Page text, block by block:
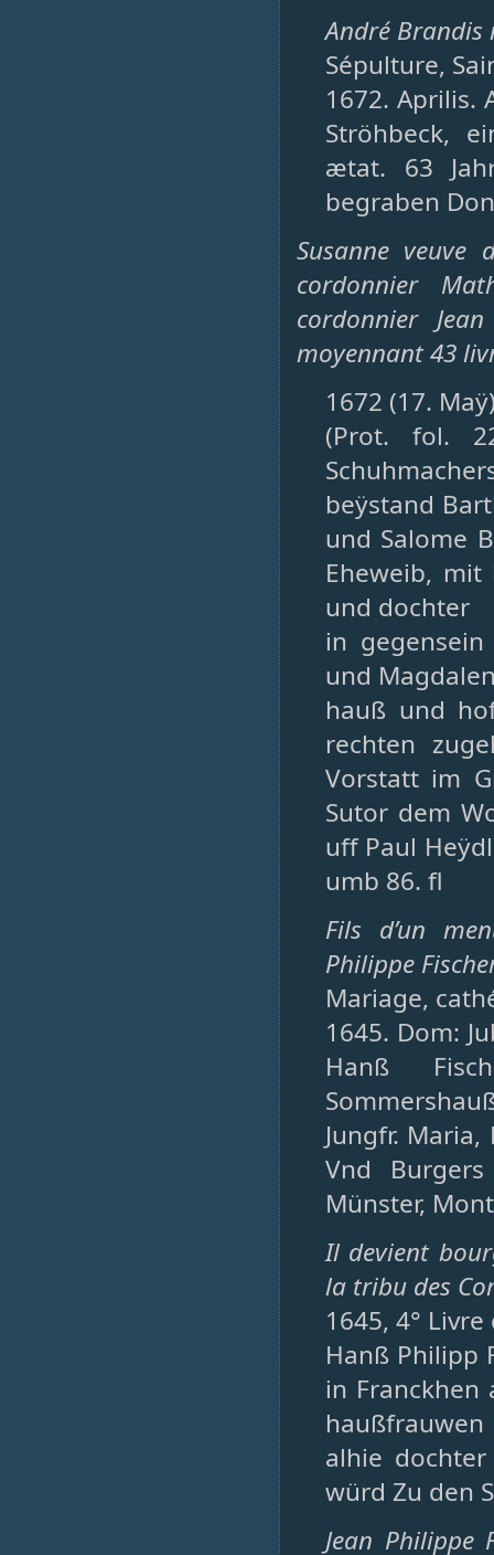
André Brandis
Sépulture,
1672. Aprilis.
Ströhbeck,
ætat. 63
begraben
Susanne veuve
cordonnier
cordonnier
moyennant 43
1672 (17.
(Prot. fol.
beÿstand
und Salome
Eheweib,
und dochter
in gegensein
und
hauß und
rechten
Vorstatt im
Sutor dem
uff Paul
umb 86. fl
Fils d’un
Philippe
Mariage,
1645. Dom:
Hanß
Jungfr.
Vnd
Münster,
Il devient
la tribu des
1645, 4°
Hanß Philipp
in
haußfrauwen
alhie
würd Zu den
Jean Philippe